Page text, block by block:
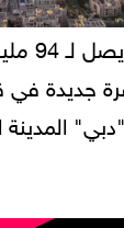
جديدة في
المدينة